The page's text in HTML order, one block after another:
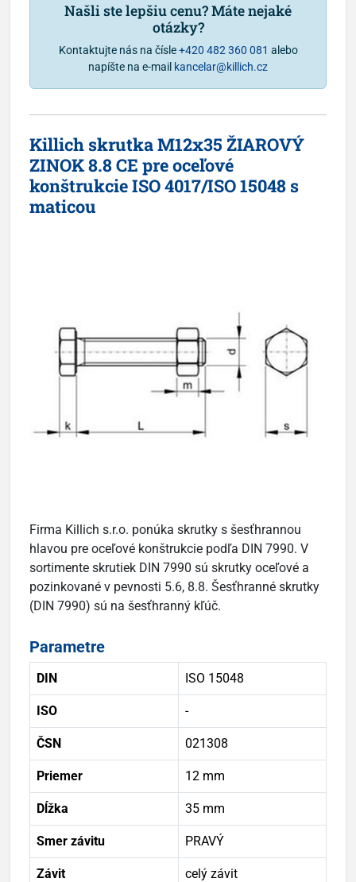
Našli ste lepšiu cenu? Máte nejaké
otázky?
Kontaktujte nás na čísle+420 482 360 081 alebo
napíšte na e-mail kancelar@killich.cz
Killich skrutka M12x35 ŽIAROVÝ
ZINOK 8.8 CE pre oceľové
konštrukcie ISO 4017/ISO 15048 s
maticou
Firma Killich s.r.o. ponúka skrutky s šesťhrannou
hlavou pre oceľové konštrukcie podľa DIN 7990. V
sortimente skrutiek DIN 7990 sú skrutky oceľové a
pozinkované v pevnosti 5.6, 8.8. Šesťhranné skrutky
(DIN 7990) sú na šesťhranný kľúč.
Parametre
DIN ISO 15048
ISO -
ČSN 021308
Priemer 12 mm
Dĺžka 35 mm
Smer závitu PRAVÝ
Závit celý závit